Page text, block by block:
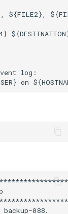
${FILE2},
log:
on
088.